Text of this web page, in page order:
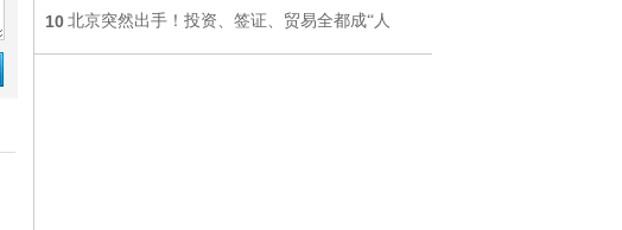
10 北京突然出手！投资、签证、贸易全都成“人